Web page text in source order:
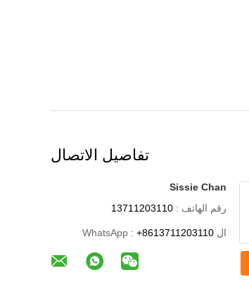
تفاصيل الاتصال
Sissie Chan
رقم الهاتف :
ال WhatsApp : +8613711203110